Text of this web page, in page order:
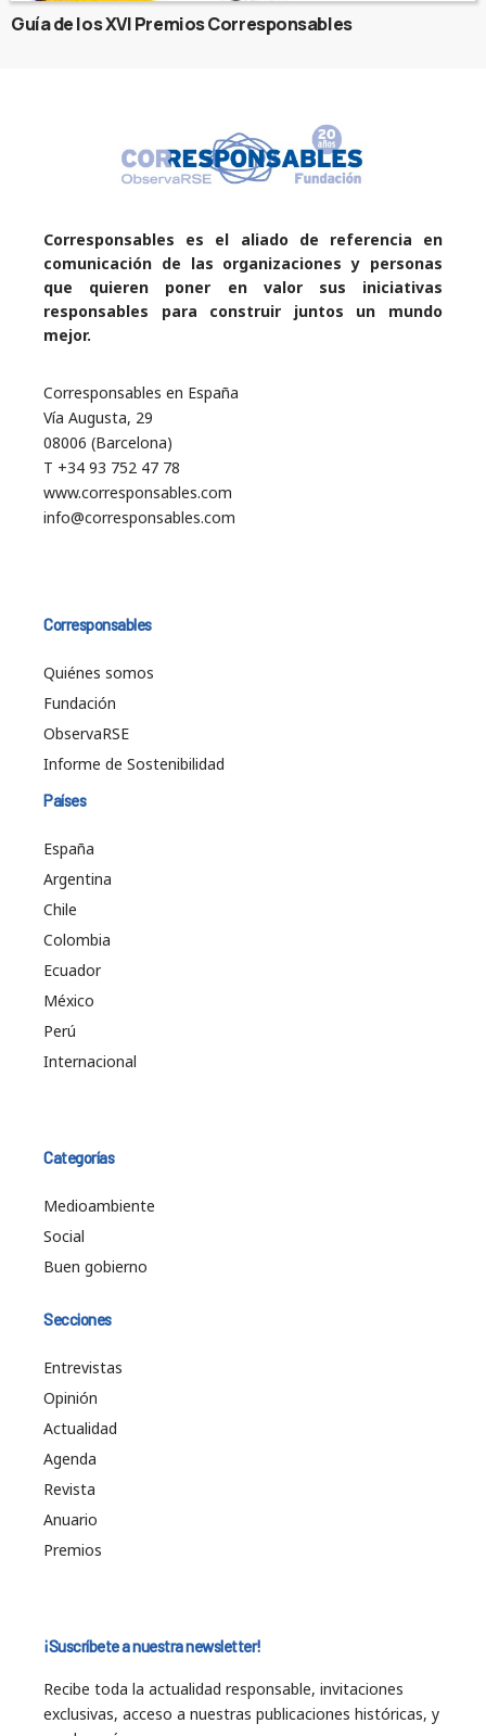
Guía de los XVI Premios Corresponsables
Corresponsables es el aliado de referencia en
comunicación de las organizaciones y personas
que quieren poner en valor sus iniciativas
responsables para construir juntos un mundo
mejor.
Corresponsables en España
Vía Augusta, 29
08006 (Barcelona)
T +34 93 752 47 78
www.corresponsables.com
info@corresponsables.com
Corresponsables
Quiénes somos
Fundación
ObservaRSE
Informe de Sostenibilidad
Países
España
Argentina
Chile
Colombia
Ecuador
México
Perú
Internacional
Categorías
Medioambiente
Social
Buen gobierno
Secciones
Entrevistas
Opinión
Actualidad
Agenda
Revista
Anuario
Premios
¡Suscríbete a nuestra newsletter!
Recibe toda la actualidad responsable, invitaciones
exclusivas, acceso a nuestras publicaciones históricas, y